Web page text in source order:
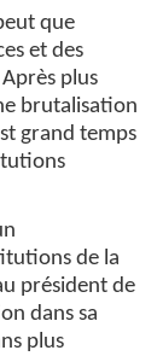
que
et des
plus
brutalisation
grand temps
de la
président de
dans sa
plus